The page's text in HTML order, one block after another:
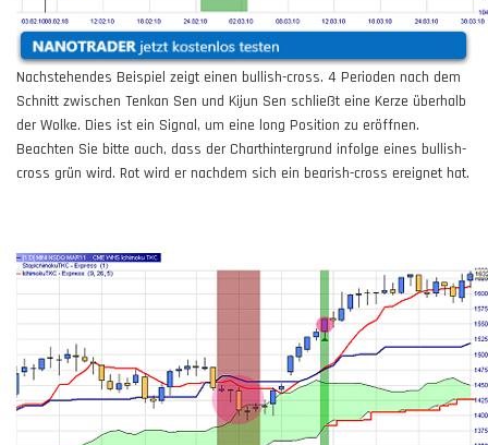
Nachstehendes Beispiel zeigt einen bullish-cross. 4 Perioden nach dem
Schnitt zwischen Tenkan Sen und Kijun Sen schließt eine Kerze überhalb
der Wolke. Dies ist ein Signal, um eine long Position zu eröffnen.
Beachten Sie bitte auch, dass der Charthintergrund infolge eines bullish-
cross grün wird. Rot wird er nachdem sich ein bearish-cross ereignet hat.